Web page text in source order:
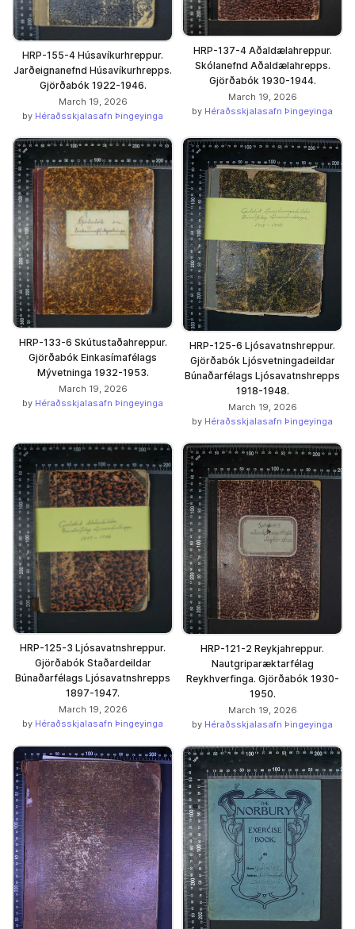
HRP-155-4 Húsavíkurhreppur.
Jarðeignanefnd Húsavíkurhrepps.
Gjörðabók 1922-1946.
March 19, 2026
by Héraðsskjalasafn Þingeyinga
HRP-137-4 Aðaldælahreppur.
Skólanefnd Aðaldælahrepps.
Gjörðabók 1930-1944.
March 19, 2026
by Héraðsskjalasafn Þingeyinga
HRP-133-6 Skútustaðahreppur.
Gjörðabók Einkasímafélags
Mývetninga 1932-1953.
March 19, 2026
by Héraðsskjalasafn Þingeyinga
HRP-125-6 Ljósavatnshreppur.
Gjörðabók Ljósvetningadeildar
Búnaðarfélags Ljósavatnshrepps
1918-1948.
March 19, 2026
by Héraðsskjalasafn Þingeyinga
HRP-125-3 Ljósavatnshreppur.
Gjörðabók Staðardeildar
Búnaðarfélags Ljósavatnshrepps
1897-1947.
March 19, 2026
by Héraðsskjalasafn Þingeyinga
HRP-121-2 Reykjahreppur.
Nautgriparæktarfélag
Reykhverfinga. Gjörðabók 1930-
1950.
March 19, 2026
by Héraðsskjalasafn Þingeyinga